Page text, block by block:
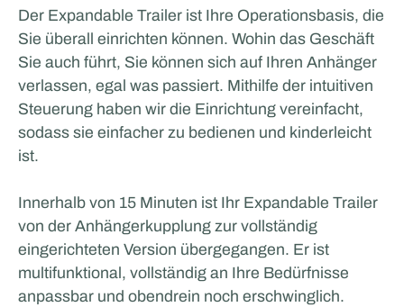
Der Expandable Trailer ist Ihre Operationsbasis, die
Sie überall einrichten können. Wohin das Geschäft
Sie auch führt, Sie können sich auf Ihren Anhänger
verlassen, egal was passiert. Mithilfe der intuitiven
Steuerung haben wir die Einrichtung vereinfacht,
sodass sie einfacher zu bedienen und kinderleicht
ist.
Innerhalb von 15 Minuten ist Ihr Expandable Trailer
von der Anhängerkupplung zur vollständig
eingerichteten Version übergegangen. Er ist
multifunktional, vollständig an Ihre Bedürfnisse
anpassbar und obendrein noch erschwinglich.